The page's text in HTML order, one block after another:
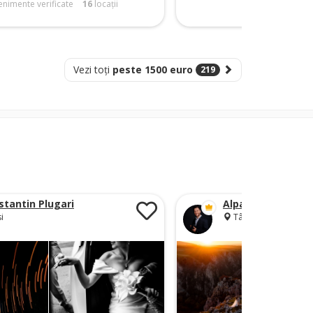
verificate 16locații
Vezi toți peste 1500 euro 219
Plugari Alpar Lukacsi
Târgu-Mureș, Cluj-